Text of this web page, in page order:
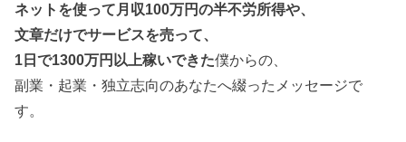
ネットを使って月収100万円の半不労所得や、
文章だけでサービスを売って、
1日で1300万円以上稼いできた僕からの、
副業・起業・独立志向のあなたへ綴ったメッセージで
す。